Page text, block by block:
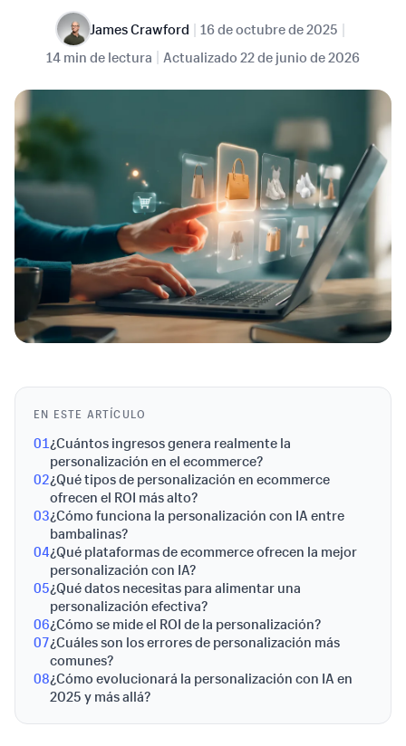
James Crawford | 16 de octubre de 2025 |
14 min de lectura | Actualizado 22 de junio de 2026
EN ESTE ARTÍCULO
01¿Cuántos ingresos genera realmente la
personalización en el ecommerce?
02¿Qué tipos de personalización en ecommerce
ofrecen el ROI más alto?
03¿Cómo funciona la personalización con IA entre
bambalinas?
04¿Qué plataformas de ecommerce ofrecen la mejor
personalización con IA?
05¿Qué datos necesitas para alimentar una
personalización efectiva?
06¿Cómo se mide el ROI de la personalización?
07¿Cuáles son los errores de personalización más
comunes?
08¿Cómo evolucionará la personalización con IA en
2025 y más allá?